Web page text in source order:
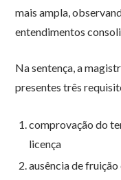
mais ampla,
entendimentos
Na sentença, a
presentes três
comprovação do
licença
ausência de